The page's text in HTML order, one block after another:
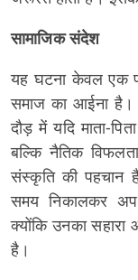
सामाजिक संदेश
यह घटना केवल एक
समाज का आईना
दौड़ में यदि माता-
बल्कि नैतिक
संस्कृति की
समय निकालकर
क्योंकि उनका
है।